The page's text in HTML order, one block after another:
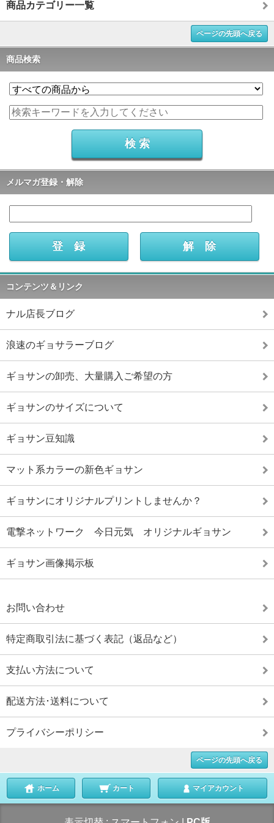
商品カテゴリー一覧
ページの先頭へ戻る
商品検索
メルマガ登録・解除
コンテンツ＆リンク
ナル店長ブログ
浪速のギョサラーブログ
ギョサンの卸売、大量購入ご希望の方
ギョサンのサイズについて
ギョサン豆知識
マット系カラーの新色ギョサン
ギョサンにオリジナルプリントしませんか？
電撃ネットワーク 今日元気 オリジナルギョサン
ギョサン画像掲示板
お問い合わせ
特定商取引法に基づく表記（返品など）
支払い方法について
配送方法･送料について
プライバシーポリシー
ページの先頭へ戻る
ホーム カート マイアカウント